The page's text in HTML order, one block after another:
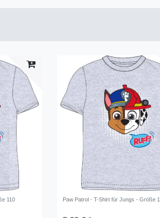
110 Paw Patrol - T-Shirt für Jungs - Größe